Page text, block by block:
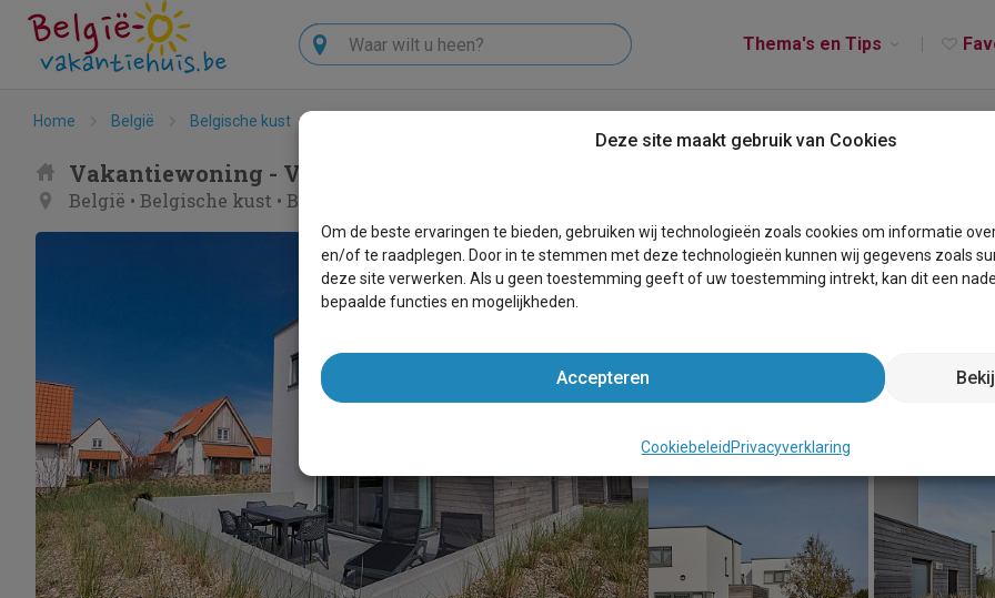
Thema's en Tips
Zoeken
Home België Belgische kust
Vakantiewoning - Vrijstaande woning in Bredene
België • Belgische kust • Bredene
Deze site maakt gebruik van Cookies
Om de beste ervaringen te bieden, gebruiken wij technologieën zoals cookies om informatie
en/of te raadplegen. Door in te stemmen met deze technologieën kunnen wij gegevens zoals
deze site verwerken. Als u geen toestemming geeft of uw toestemming intrekt, kan dit een
bepaalde functies en mogelijkheden.
Accepteren
Cookiebeleid Privacyverklaring